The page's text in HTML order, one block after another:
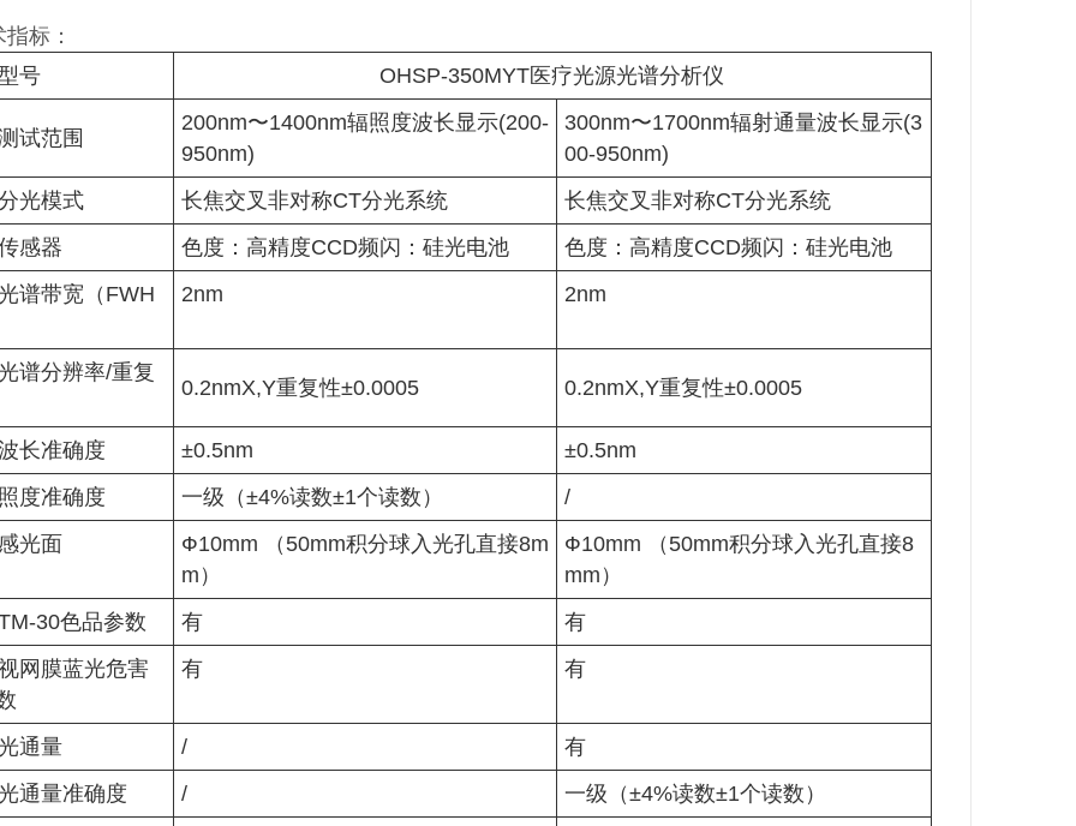
标：
号
OHSP-350MYT医疗光源光谱分析仪
试范围
200nm〜1400nm辐照度波长显示(200-
950nm)
300nm〜1700nm辐射通量波长显示(3
00-950nm)
光模式
长焦交叉非对称CT分光系统
长焦交叉非对称CT分光系统
感器
色度：高精度CCD频闪：硅光电池
色度：高精度CCD频闪：硅光电池
谱带宽（FWH
2nm 2nm
谱分辨率/重复
0.2nmX,Y重复性±0.0005 0.2nmX,Y重复性±0.0005
长准确度 ±0.5nm
±0.5nm
度准确度
一级（±4%读数±1个读数）
/
光面
Ф10mm （50mm积分球入光孔直接8m
m）
Ф10mm （50mm积分球入光孔直接8
mm）
30色品参数
有
有
网膜蓝光危害
有 有
通量 /
有
通量准确度
/ 一级（±4%读数±1个读数）